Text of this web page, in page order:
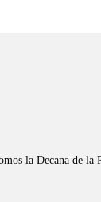
la Decana de